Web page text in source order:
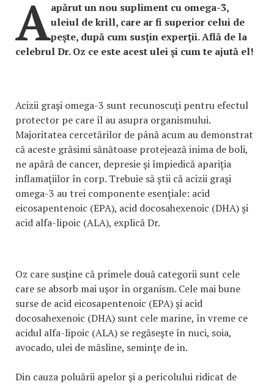
Aapărut un nou supliment cu omega-3,
uleiul de krill, care ar fi superior celui de
peşte, după cum susţin experţii. Află de la
celebrul Dr. Oz ce este acest ulei şi cum te ajută el!
Acizii graşi omega-3 sunt recunoscuţi pentru efectul
protector pe care îl au asupra organismului.
Majoritatea cercetărilor de până acum au demonstrat
că aceste grăsimi sănătoase protejează inima de boli,
ne apără de cancer, depresie şi împiedică apariţia
inflamaţiilor în corp. Trebuie să ştii că acizii graşi
omega-3 au trei componente esenţiale: acid
eicosapentenoic (EPA), acid docosahexenoic (DHA) şi
acid alfa-lipoic (ALA), explică Dr.
Oz care susţine că primele două categorii sunt cele
care se absorb mai uşor în organism. Cele mai bune
surse de acid eicosapentenoic (EPA) şi acid
docosahexenoic (DHA) sunt cele marine, în vreme ce
acidul alfa-lipoic (ALA) se regăseşte în nuci, soia,
avocado, ulei de măsline, seminţe de in.
Din cauza poluării apelor şi a pericolului ridicat de